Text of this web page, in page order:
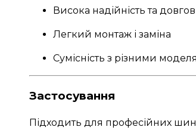
Висока надійність та
Легкий монтаж і заміна
Сумісність з різними
Застосування
Підходить для професійних